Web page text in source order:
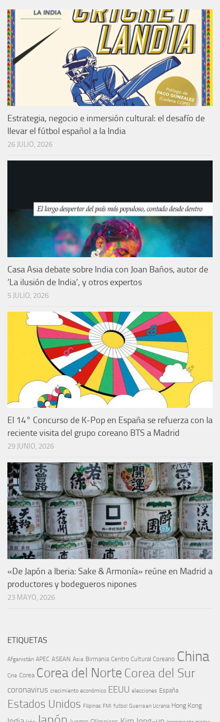
Estrategia, negocio e inmersión cultural: el desafío de
llevar el fútbol español a la India
26 JULIO, 2026
Casa Asia debate sobre India con Joan Baños, autor de
‘La ilusión de India’, y otros expertos
5 JULIO, 2026
El 14° Concurso de K-Pop en España se refuerza con la
reciente visita del grupo coreano BTS a Madrid
29 JUNIO, 2026
«De Japón a Iberia: Sake & Armonía» reúne en Madrid a
productores y bodegueros nipones
23 MAYO, 2026
ETIQUETAS
Afganistán APEC ASEAN Asia Birmania Centro Cultural Coreano China
Cine Corea Corea del NorteCorea del Sur
coronavirus crecimiento económico EEUU elecciones España
Estados Unidos Filipinas FMI futbol Guerra en Ucrania Hong Kong